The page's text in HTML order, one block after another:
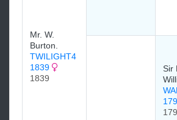
Mr. W.
Burton.
TWILIGHT4
1839
1839
Sir